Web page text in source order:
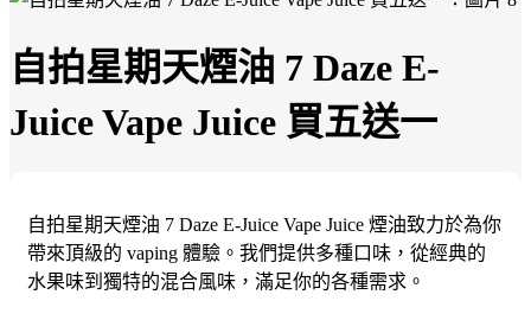
自拍星期天煙油 7 Daze E-
Juice Vape Juice 買五送一
自拍星期天煙油 7 Daze E-Juice Vape Juice 煙油致力於為你
帶來頂級的 vaping 體驗。我們提供多種口味，從經典的
水果味到獨特的混合風味，滿足你的各種需求。